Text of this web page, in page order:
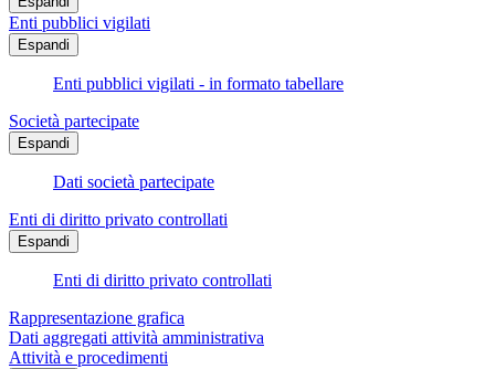
Enti pubblici vigilati
Espandi
Enti pubblici vigilati - in formato tabellare
Società partecipate
Espandi
Dati società partecipate
Enti di diritto privato controllati
Espandi
Enti di diritto privato controllati
Rappresentazione grafica
Dati aggregati attività amministrativa
Attività e procedimenti